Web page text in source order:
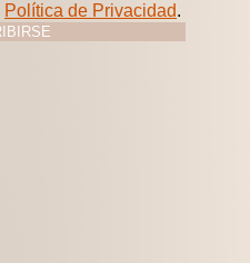
Política de Privacidad.